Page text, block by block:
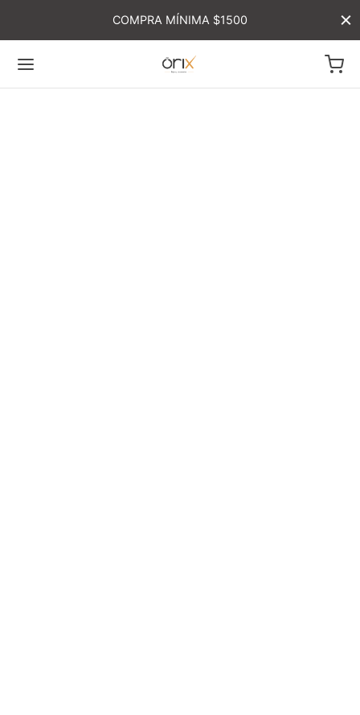
COMPRA MÍNIMA $1500